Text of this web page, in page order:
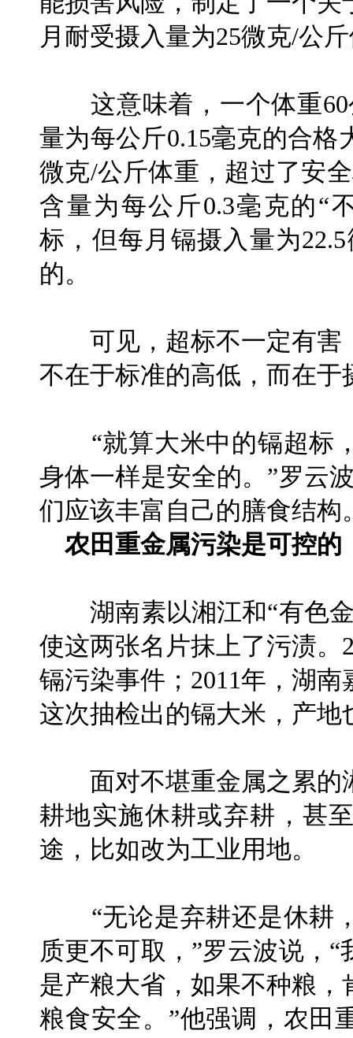
月耐受摄入量为25微克/公
这意味着，一个体重60
量为每公斤0.15毫克的合格
微克/公斤体重，超过了安
含量为每公斤0.3毫克的“
标，但每月镉摄入量为
的。
可见，超标不一定有害
不在于标准的高低，而在于
“就算大米中的镉超标
身体一样是安全的。”罗云
们应该丰富自己的膳食结构
农田重金属污染是可控的
湖南素以湘江和“有色金
使这两张名片抹上了污渍。
镉污染事件；2011年，湖
这次抽检出的镉大米，产地
面对不堪重金属之累的
耕地实施休耕或弃耕，甚
途，比如改为工业用地。
“无论是弃耕还是休耕
质更不可取，”罗云波说，
是产粮大省，如果不种粮
粮食安全。”他强调，农田